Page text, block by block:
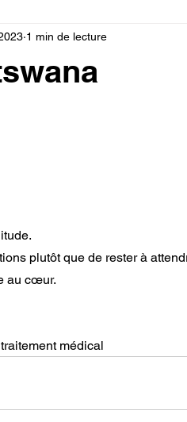
1 min de lecture
plutôt que de rester à
au cœur.
médical